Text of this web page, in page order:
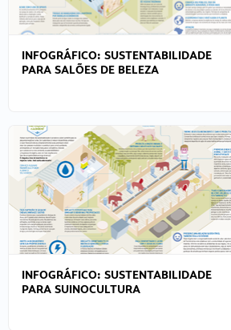
INFOGRÁFICO: SUSTENTABILIDADE
PARA SALÕES DE BELEZA
INFOGRÁFICO: SUSTENTABILIDADE
PARA SUINOCULTURA